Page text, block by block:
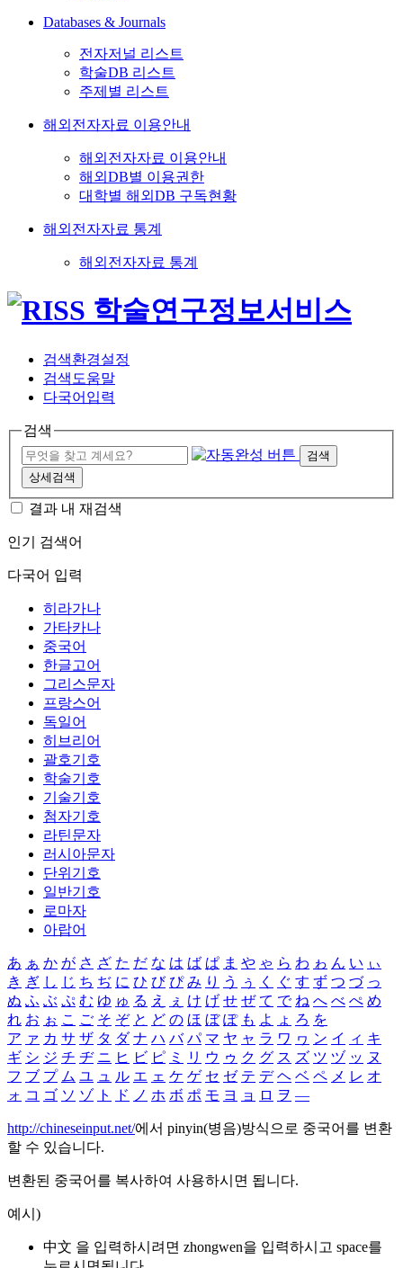
Databases & Journals
전자저널 리스트
학술DB 리스트
주제별 리스트
해외전자자료 이용안내
해외전자자료 이용안내
해외DB별 이용권한
대학별 해외DB 구독현황
해외전자자료 통계
해외전자자료 통계
검색환경설정
검색도움말
다국어입력
검색
검색
상세검색
결과 내 재검색
인기 검색어
다국어 입력
히라가나
가타카나
중국어
한글고어
그리스문자
프랑스어
독일어
히브리어
괄호기호
학술기호
기술기호
첨자기호
라틴문자
러시아문자
단위기호
일반기호
로마자
아랍어
あ ぁ か が さ ざ た だ な は ば ぱ ま や ゃ ら わ ゎ ん い ぃ
き ぎ し じ ち ぢ に ひ び ぴ み り う ぅ く ぐ す ず つ づ っ
ぬ ふ ぶ ぷ む ゆ ゅ る え ぇ け げ せ ぜ て で ね へ べ ぺ め
れ お ぉ こ ご そ ぞ と ど の ほ ぼ ぽ も よ ょ ろ を
ア ァ カ サ ザ タ ダ ナ ハ バ パ マ ヤ ャ ラ ワ ヮ ン イ ィ キ
ギ シ ジ チ ヂ ニ ヒ ビ ピ ミ リ ウ ゥ ク グ ス ズ ツ ヅ ッ ヌ
フ ブ プ ム ユ ュ ル エ ェ ケ ゲ セ ゼ テ デ ヘ ベ ペ メ レ オ
ォ コ ゴ ソ ゾ ト ド ノ ホ ボ ポ モ ヨ ョ ロ ヲ ―
http://chineseinput.net/에서 pinyin(병음)방식으로 중국어를 변환
할 수 있습니다.
변환된 중국어를 복사하여 사용하시면 됩니다.
예시)
中文 을 입력하시려면 zhongwen을 입력하시고 space를